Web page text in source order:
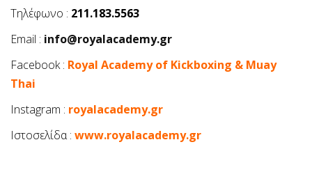
Τηλέφωνο : 211.183.5563
Email : info@royalacademy.gr
Facebook : Royal Academy of Kickboxing & Muay
Thai
Ιnstagram : royalacademy.gr
Ιστοσελίδα : www.royalacademy.gr